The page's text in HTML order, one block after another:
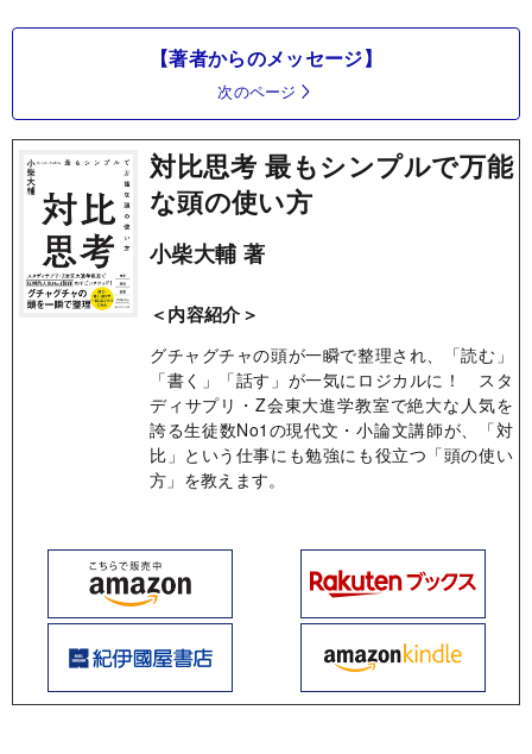
【著者からのメッセージ】
次のページ
対比思考 最もシンプルで万能
な頭の使い方
小柴大輔 著
＜内容紹介＞
グチャグチャの頭が一瞬で整理され、「読む」
「書く」「話す」が一気にロジカルに！ スタ
ディサプリ・Z会東大進学教室で絶大な人気を
誇る生徒数No1の現代文・小論文講師が、「対
比」という仕事にも勉強にも役立つ「頭の使い
方」を教えます。